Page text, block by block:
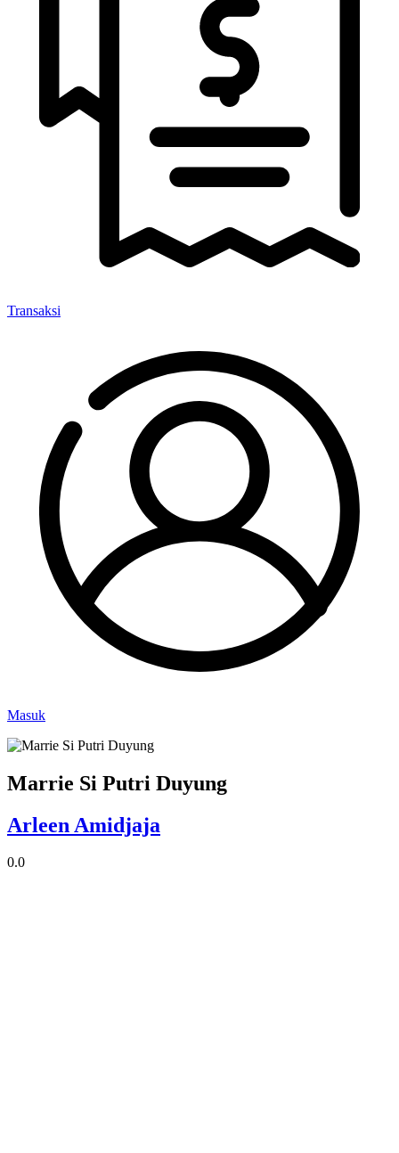
Transaksi
Masuk
Marrie Si Putri Duyung
Arleen Amidjaja
0.0